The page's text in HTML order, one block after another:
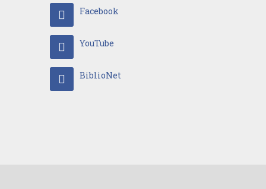
Facebook
YouTube
BiblioNet